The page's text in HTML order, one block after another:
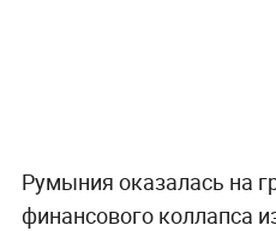
Румыния оказалась на
финансового коллапса